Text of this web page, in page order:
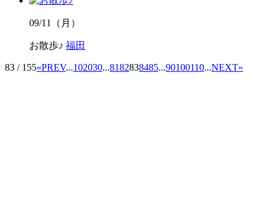
09/11（月）
お散歩♪ 福田
83 / 155«PREV...102030...8182838485...90100110...NEXT»